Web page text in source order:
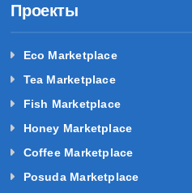
Проекты
Eco Marketplace
Tea Marketplace
Fish Marketplace
Honey Marketplace
Coffee Marketplace
Posuda Marketplace